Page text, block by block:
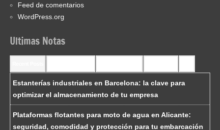
Feed de comentarios
WordPress.org
Ultimas Notas
Estanterías industriales en Barcelona: la clave para
optimizar el almacenamiento de tu empresa
Plataformas flotantes para moto de agua en Alicante:
seguridad, comodidad y protección para tu embarcación